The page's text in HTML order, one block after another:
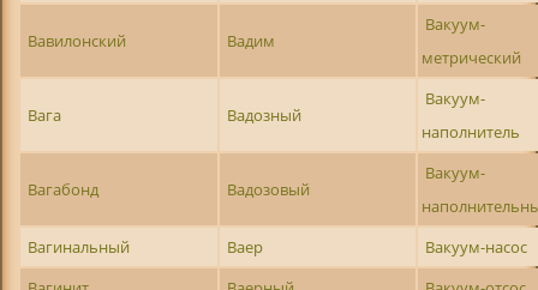
Вавилонский Вадим
Вакуум-
метрический
Вага Вадозный
Вакуум-
наполнитель
Вагабонд Вадозовый
Вакуум-
Вагинальный
Ваер
Вакуум-насос